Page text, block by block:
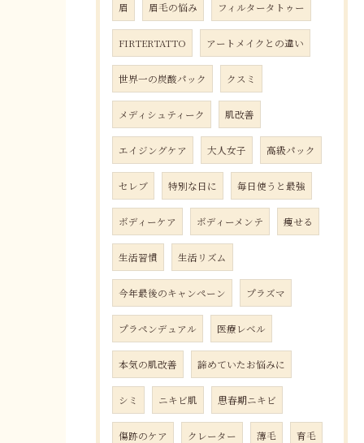
眉 眉毛の悩み フィルタータトゥー
FIRTERTATTO アートメイクとの違い
世界一の炭酸パック クスミ
メディシュティーク 肌改善
エイジングケア 大人女子 高級パック
セレブ 特別な日に 毎日使うと最強
ボディーケア ボディーメンテ 痩せる
生活習慣 生活リズム
今年最後のキャンペーン プラズマ
プラペンデュアル 医療レベル
本気の肌改善 諦めていたお悩みに
シミ ニキビ肌 思春期ニキビ
傷跡のケア クレーター 薄毛 育毛